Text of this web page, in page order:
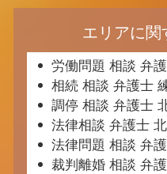
エリアに関
労働問題 相談 弁
相続 相談 弁護士
調停 相談 弁護士
法律相談 弁護士
法律問題 相談 弁
裁判離婚 相談 弁